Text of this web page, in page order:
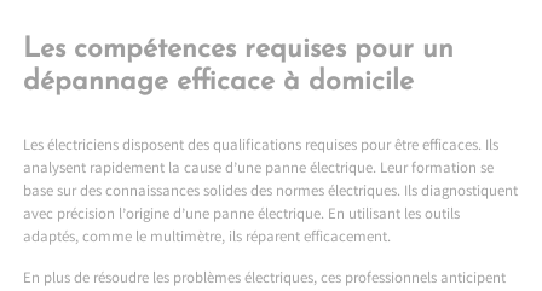
Les compétences requises pour un
dépannage efficace à domicile
Les électriciens disposent des qualifications requises pour être efficaces. Ils
analysent rapidement la cause d’une panne électrique. Leur formation se
base sur des connaissances solides des normes électriques. Ils diagnostiquent
avec précision l’origine d’une panne électrique. En utilisant les outils
adaptés, comme le multimètre, ils réparent efficacement.
En plus de résoudre les problèmes électriques, ces professionnels anticipent